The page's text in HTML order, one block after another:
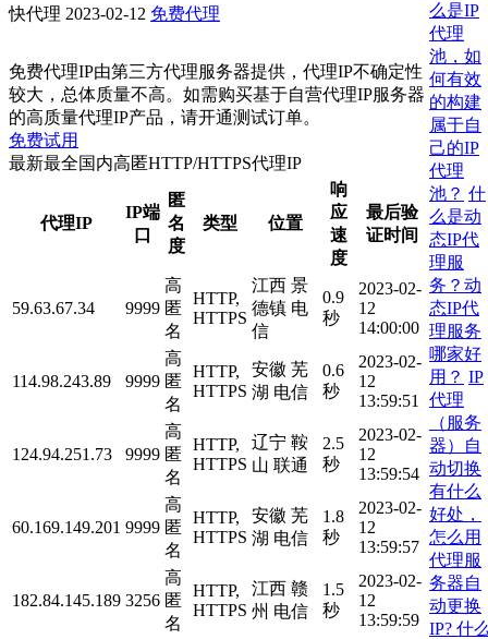
快代理 2023-02-12 免费代理
免费代理IP由第三方代理服务器提供，代理IP不确定性
较大，总体质量不高。如需购买基于自营代理IP服务器
的高质量代理IP产品，请开通测试订单。
免费试用
最新最全国内高匿HTTP/HTTPS代理IP
代理IP
IP端
口
匿
名
度
类型 位置
响
应
速
度
最后验
证时间
59.63.67.34 9999
高
匿
名
HTTP,
HTTPS
江西 景
德镇 电
信
0.9
秒
2023-02-
12
14:00:00
114.98.243.89 9999
高
匿
名
HTTP,
HTTPS
安徽 芜
湖 电信
0.6
秒
2023-02-
12
13:59:51
124.94.251.73 9999
高
匿
名
HTTP,
HTTPS
辽宁 鞍
山 联通
2.5
秒
2023-02-
12
13:59:54
60.169.149.201 9999
高
匿
名
HTTP,
HTTPS
安徽 芜
湖 电信
1.8
秒
2023-02-
12
13:59:57
182.84.145.189 3256
高
匿
名
HTTP,
HTTPS
江西 赣
州 电信
1.5
秒
2023-02-
12
13:59:59
么是IP
代理
池，如
何有效
的构建
属于自
己的IP
代理
池？ 什
么是动
态IP代
理服
务？动
态IP代
理服务
哪家好
用？ IP
代理
（服务
器）自
动切换
有什么
好处，
怎么用
代理服
务器自
动更换
IP? 什